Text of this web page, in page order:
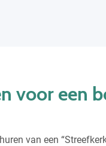
voor een
van een